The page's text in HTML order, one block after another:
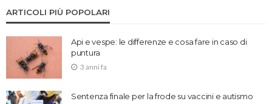
ARTICOLI PIÙ POPOLARI
Api e vespe: le differenze e cosa fare in caso di
puntura
3 anni fa
Sentenza finale per la frode su vaccini e autismo